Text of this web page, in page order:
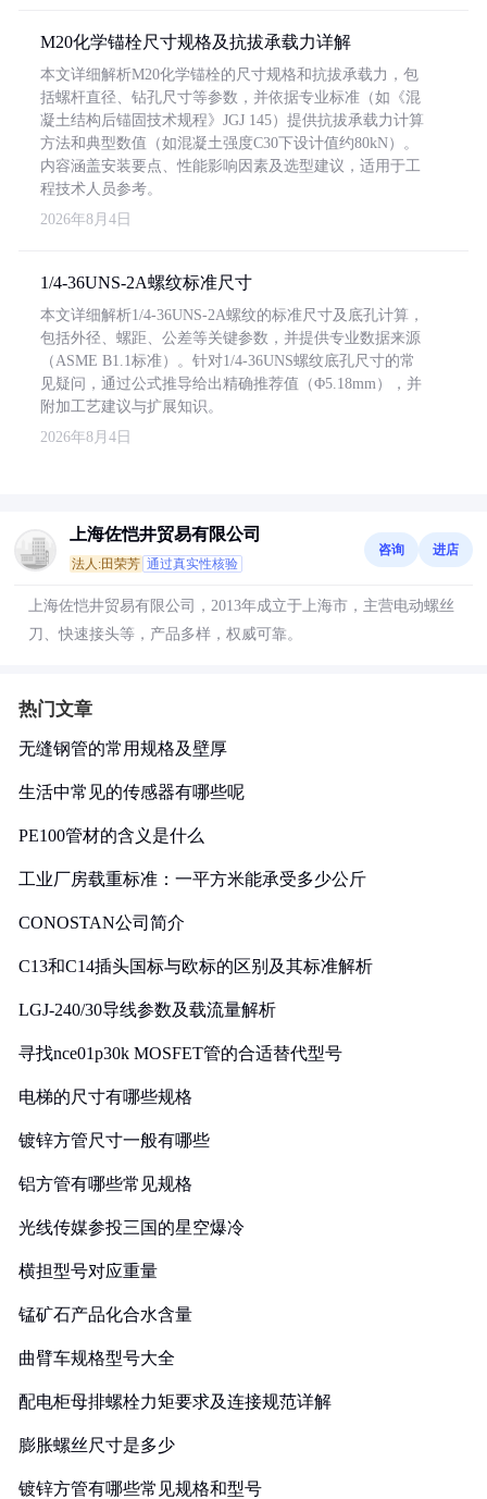
M20化学锚栓尺寸规格及抗拔承载力详解
本文详细解析M20化学锚栓的尺寸规格和抗拔承载力，包
括螺杆直径、钻孔尺寸等参数，并依据专业标准（如《混
凝土结构后锚固技术规程》JGJ 145）提供抗拔承载力计算
方法和典型数值（如混凝土强度C30下设计值约80kN）。
内容涵盖安装要点、性能影响因素及选型建议，适用于工
程技术人员参考。
2026年8月4日
1/4-36UNS-2A螺纹标准尺寸
本文详细解析1/4-36UNS-2A螺纹的标准尺寸及底孔计算，
包括外径、螺距、公差等关键参数，并提供专业数据来源
（ASME B1.1标准）。针对1/4-36UNS螺纹底孔尺寸的常
见疑问，通过公式推导给出精确推荐值（Φ5.18mm），并
附加工艺建议与扩展知识。
2026年8月4日
上海佐恺井贸易有限公司
法人:田荣芳 通过真实性核验
咨询 进店
上海佐恺井贸易有限公司，2013年成立于上海市，主营电动螺丝
刀、快速接头等，产品多样，权威可靠。
热门文章
无缝钢管的常用规格及壁厚
生活中常见的传感器有哪些呢
PE100管材的含义是什么
工业厂房载重标准：一平方米能承受多少公斤
CONOSTAN公司简介
C13和C14插头国标与欧标的区别及其标准解析
LGJ-240/30导线参数及载流量解析
寻找nce01p30k MOSFET管的合适替代型号
电梯的尺寸有哪些规格
镀锌方管尺寸一般有哪些
铝方管有哪些常见规格
光线传媒参投三国的星空爆冷
横担型号对应重量
锰矿石产品化合水含量
曲臂车规格型号大全
配电柜母排螺栓力矩要求及连接规范详解
膨胀螺丝尺寸是多少
镀锌方管有哪些常见规格和型号